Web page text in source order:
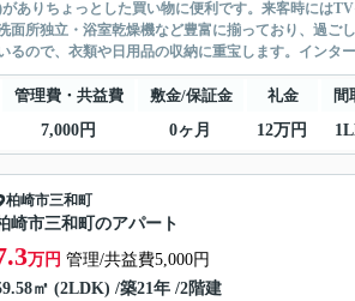
ありちょっとした買い物に便利です。来客時には
面所独立・浴室乾燥機など豊富に揃っており、過ご
るので、衣類や日用品の収納に重宝します。インタ
管理費・共益費 敷金/保証金 礼金 間
7,000円 0ヶ月 12万円
柏崎市三和町
崎市三和町のアパート
万円 管理/共益費5,000円
㎡ (2LDK) /築21年 /2階建